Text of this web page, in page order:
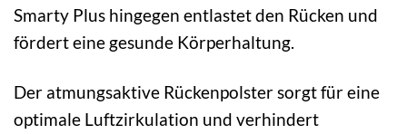
Smarty Plus hingegen entlastet den Rücken und
fördert eine gesunde Körperhaltung.
Der atmungsaktive Rückenpolster sorgt für eine
optimale Luftzirkulation und verhindert